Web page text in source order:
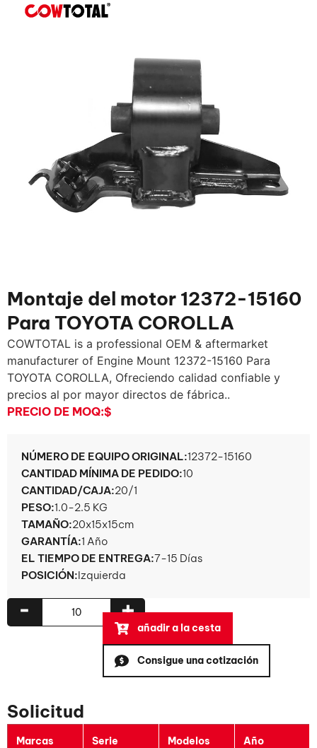
Montaje del motor 12372-15160
Para TOYOTA COROLLA
COWTOTAL is a professional OEM & aftermarket
manufacturer of Engine Mount 12372-15160 Para
TOYOTA COROLLA, Ofreciendo calidad confiable y
precios al por mayor directos de fábrica..
PRECIO DE MOQ:$
NÚMERO DE EQUIPO ORIGINAL:12372-15160
CANTIDAD MÍNIMA DE PEDIDO:10
CANTIDAD/CAJA:20/1
PESO:1.0-2.5 KG
TAMAÑO:20x15x15cm
GARANTÍA:1 Año
EL TIEMPO DE ENTREGA:7-15 Días
POSICIÓN:Izquierda
+
-
añadir a la cesta
Consigue una cotización
Solicitud
Marcas Serie Modelos Año